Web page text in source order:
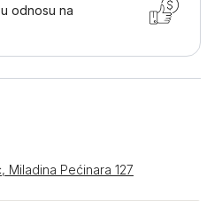
odnosu na
Miladina Pećinara 127